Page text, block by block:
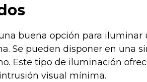
buena opción para iluminar
Se pueden disponer en una
Este tipo de iluminación
visual mínima.